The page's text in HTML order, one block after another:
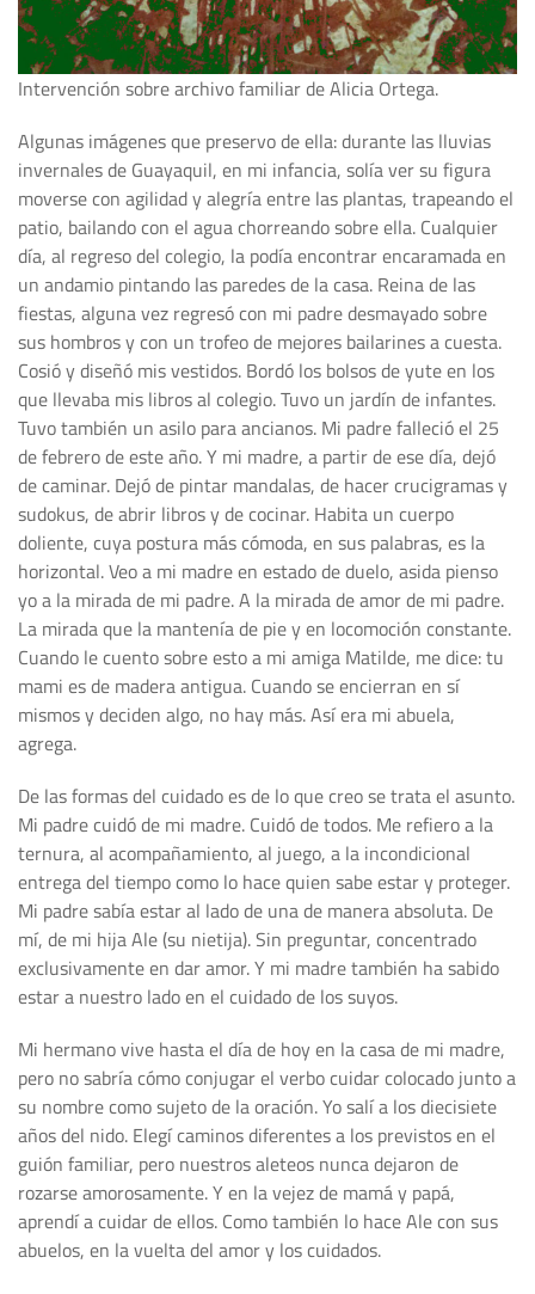
Intervención sobre archivo familiar de Alicia Ortega.
Algunas imágenes que preservo de ella: durante las lluvias
invernales de Guayaquil, en mi infancia, solía ver su figura
moverse con agilidad y alegría entre las plantas, trapeando el
patio, bailando con el agua chorreando sobre ella. Cualquier
día, al regreso del colegio, la podía encontrar encaramada en
un andamio pintando las paredes de la casa. Reina de las
fiestas, alguna vez regresó con mi padre desmayado sobre
sus hombros y con un trofeo de mejores bailarines a cuesta.
Cosió y diseñó mis vestidos. Bordó los bolsos de yute en los
que llevaba mis libros al colegio. Tuvo un jardín de infantes.
Tuvo también un asilo para ancianos. Mi padre falleció el 25
de febrero de este año. Y mi madre, a partir de ese día, dejó
de caminar. Dejó de pintar mandalas, de hacer crucigramas y
sudokus, de abrir libros y de cocinar. Habita un cuerpo
doliente, cuya postura más cómoda, en sus palabras, es la
horizontal. Veo a mi madre en estado de duelo, asida pienso
yo a la mirada de mi padre. A la mirada de amor de mi padre.
La mirada que la mantenía de pie y en locomoción constante.
Cuando le cuento sobre esto a mi amiga Matilde, me dice: tu
mami es de madera antigua. Cuando se encierran en sí
mismos y deciden algo, no hay más. Así era mi abuela,
agrega.
De las formas del cuidado es de lo que creo se trata el asunto.
Mi padre cuidó de mi madre. Cuidó de todos. Me refiero a la
ternura, al acompañamiento, al juego, a la incondicional
entrega del tiempo como lo hace quien sabe estar y proteger.
Mi padre sabía estar al lado de una de manera absoluta. De
mí, de mi hija Ale (su nietija). Sin preguntar, concentrado
exclusivamente en dar amor. Y mi madre también ha sabido
estar a nuestro lado en el cuidado de los suyos.
Mi hermano vive hasta el día de hoy en la casa de mi madre,
pero no sabría cómo conjugar el verbo cuidar colocado junto a
su nombre como sujeto de la oración. Yo salí a los diecisiete
años del nido. Elegí caminos diferentes a los previstos en el
guión familiar, pero nuestros aleteos nunca dejaron de
rozarse amorosamente. Y en la vejez de mamá y papá,
aprendí a cuidar de ellos. Como también lo hace Ale con sus
abuelos, en la vuelta del amor y los cuidados.